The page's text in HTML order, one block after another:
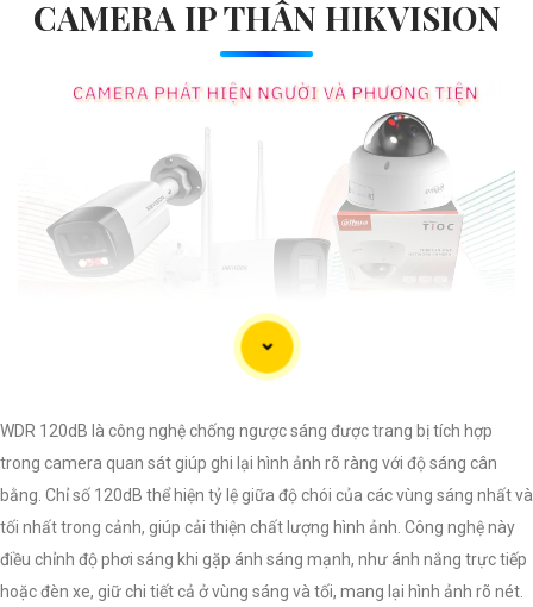
CAMERA IP THÂN HIKVISION
WDR 120dB là công nghệ chống ngược sáng được trang bị tích hợp
trong camera quan sát giúp ghi lại hình ảnh rõ ràng với độ sáng cân
bằng. Chỉ số 120dB thể hiện tỷ lệ giữa độ chói của các vùng sáng nhất và
tối nhất trong cảnh, giúp cải thiện chất lượng hình ảnh. Công nghệ này
điều chỉnh độ phơi sáng khi gặp ánh sáng mạnh, như ánh nắng trực tiếp
hoặc đèn xe, giữ chi tiết cả ở vùng sáng và tối, mang lại hình ảnh rõ nét.